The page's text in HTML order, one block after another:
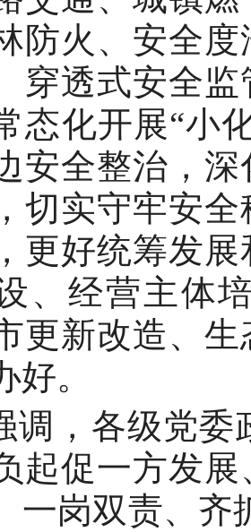
防火、安全
穿透式安全
态化开展“小
安全整治，
切实守牢安
更好统筹发
、经营主体
更新改造、
好。
调，各级党委
起促一方发
一岗双责、齐